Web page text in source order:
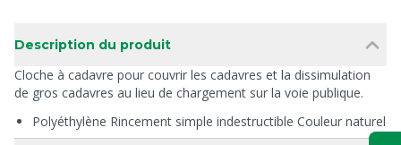
Description du produit
Cloche à cadavre pour couvrir les cadavres et la dissimulation
de gros cadavres au lieu de chargement sur la voie publique.
Polyéthylène Rincement simple indestructible Couleur naturel